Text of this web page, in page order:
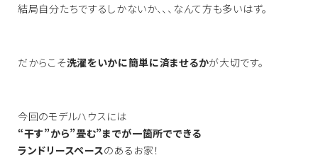
結局自分たちでするしかないか、、、なんて方も多いはず。
だからこそ洗濯をいかに簡単に済ませるかが大切です。
今回のモデルハウスには
“干す”から”畳む”までが一箇所でできる
ランドリースペースのあるお家！